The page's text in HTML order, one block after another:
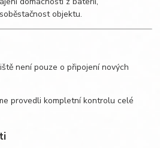
objektu.
není pouze o připojení nových
provedli kompletní kontrolu celé